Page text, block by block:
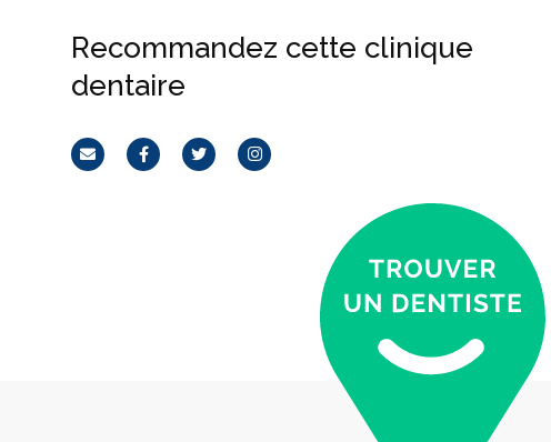
Recommandez cette clinique
dentaire
CourrielFacebookTwitterInstagram